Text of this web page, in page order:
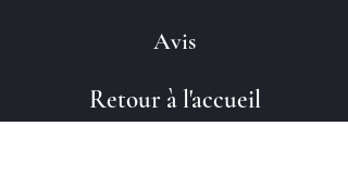
Avis
Retour à l'accueil